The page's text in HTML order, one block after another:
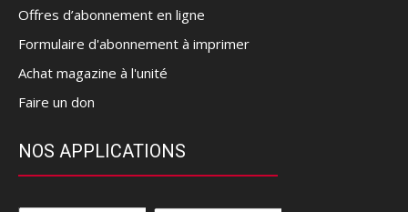
Offres d’abonnement en ligne
Formulaire d'abonnement à imprimer
Achat magazine à l'unité
Faire un don
NOS APPLICATIONS